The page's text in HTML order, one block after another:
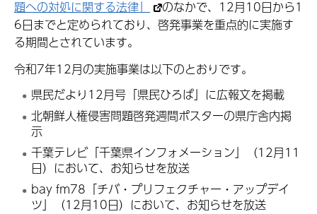
題への対処に関する法律」
のなかで、12月10日から1
6日までと定められており、啓発事業を重点的に実施す
る期間とされています。
令和7年12月の実施事業は以下のとおりです。
県民だより12月号「県民ひろば」に広報文を掲載
北朝鮮人権侵害問題啓発週間ポスターの県庁舎内掲
示
千葉テレビ「千葉県インフォメーション」（12月11
日）において、お知らせを放送
bay fm78「チバ・プリフェクチャー・アップデイ
ツ」（12月10日）において、お知らせを放送